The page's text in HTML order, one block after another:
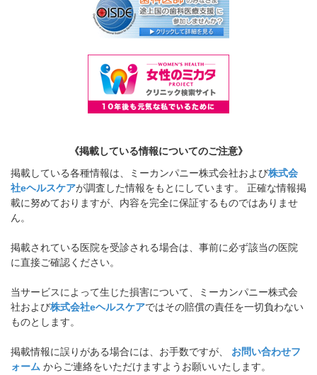
《掲載している情報についてのご注意》
掲載している各種情報は、ミーカンパニー株式会社および株式会
社eヘルスケアが調査した情報をもとにしています。 正確な情報掲
載に努めておりますが、内容を完全に保証するものではありませ
ん。
掲載されている医院を受診される場合は、事前に必ず該当の医院
に直接ご確認ください。
当サービスによって生じた損害について、ミーカンパニー株式会
社および株式会社eヘルスケアではその賠償の責任を一切負わない
ものとします。
掲載情報に誤りがある場合には、お手数ですが、 お問い合わせフ
ォーム からご連絡をいただけますようお願いいたします。